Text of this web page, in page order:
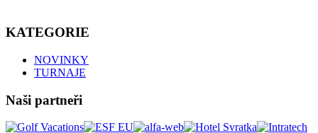
KATEGORIE
NOVINKY
TURNAJE
Naši partneři